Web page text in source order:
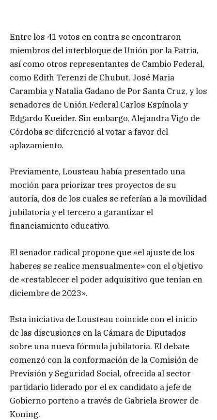
Entre los 41 votos en contra se encontraron
miembros del interbloque de Unión por la Patria,
así como otros representantes de Cambio Federal,
como Edith Terenzi de Chubut, José Maria
Carambia y Natalia Gadano de Por Santa Cruz, y los
senadores de Unión Federal Carlos Espínola y
Edgardo Kueider. Sin embargo, Alejandra Vigo de
Córdoba se diferenció al votar a favor del
aplazamiento.
Previamente, Lousteau había presentado una
moción para priorizar tres proyectos de su
autoría, dos de los cuales se referían a la movilidad
jubilatoria y el tercero a garantizar el
financiamiento educativo.
El senador radical propone que «el ajuste de los
haberes se realice mensualmente» con el objetivo
de «restablecer el poder adquisitivo que tenían en
diciembre de 2023».
Esta iniciativa de Lousteau coincide con el inicio
de las discusiones en la Cámara de Diputados
sobre una nueva fórmula jubilatoria. El debate
comenzó con la conformación de la Comisión de
Previsión y Seguridad Social, ofrecida al sector
partidario liderado por el ex candidato a jefe de
Gobierno porteño a través de Gabriela Brower de
Koning.